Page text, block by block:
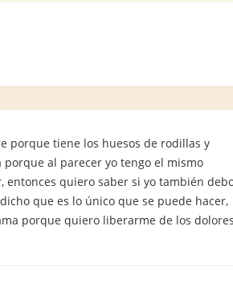
porque tiene los huesos de rodillas y
al parecer yo tengo el mismo
quiero saber si yo también
que es lo único que se puede hacer,
porque quiero liberarme de los dolores